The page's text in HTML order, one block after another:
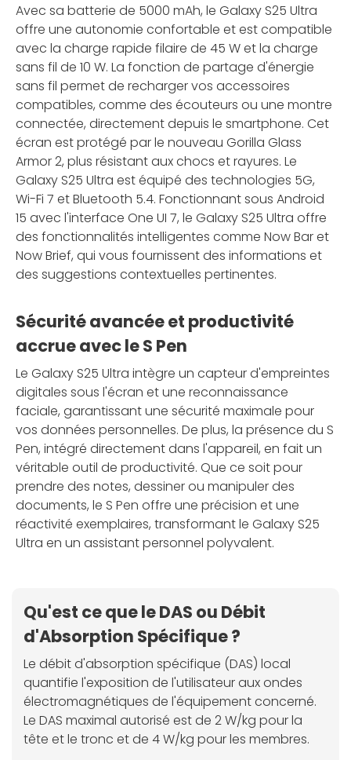
Avec sa batterie de 5000 mAh, le Galaxy S25 Ultra
offre une autonomie confortable et est compatible
avec la charge rapide filaire de 45 W et la charge
sans fil de 10 W. La fonction de partage d'énergie
sans fil permet de recharger vos accessoires
compatibles, comme des écouteurs ou une montre
connectée, directement depuis le smartphone. Cet
écran est protégé par le nouveau Gorilla Glass
Armor 2, plus résistant aux chocs et rayures. Le
Galaxy S25 Ultra est équipé des technologies 5G,
Wi-Fi 7 et Bluetooth 5.4. Fonctionnant sous Android
15 avec l'interface One UI 7, le Galaxy S25 Ultra offre
des fonctionnalités intelligentes comme Now Bar et
Now Brief, qui vous fournissent des informations et
des suggestions contextuelles pertinentes.
Sécurité avancée et productivité
accrue avec le S Pen
Le Galaxy S25 Ultra intègre un capteur d'empreintes
digitales sous l'écran et une reconnaissance
faciale, garantissant une sécurité maximale pour
vos données personnelles. De plus, la présence du S
Pen, intégré directement dans l'appareil, en fait un
véritable outil de productivité. Que ce soit pour
prendre des notes, dessiner ou manipuler des
documents, le S Pen offre une précision et une
réactivité exemplaires, transformant le Galaxy S25
Ultra en un assistant personnel polyvalent.
Qu'est ce que le DAS ou Débit
d'Absorption Spécifique ?
Le débit d'absorption spécifique (DAS) local
quantifie l'exposition de l'utilisateur aux ondes
électromagnétiques de l'équipement concerné.
Le DAS maximal autorisé est de 2 W/kg pour la
tête et le tronc et de 4 W/kg pour les membres.